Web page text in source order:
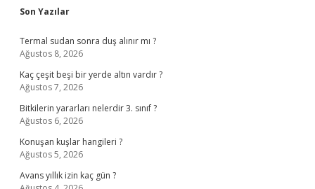
Sidebar
Son Yazılar
Termal sudan sonra duş alınır mı ?
Ağustos 8, 2026
Kaç çeşit beşi bir yerde altın vardır ?
Ağustos 7, 2026
Bitkilerin yararları nelerdir 3. sınıf ?
Ağustos 6, 2026
Konuşan kuşlar hangileri ?
Ağustos 5, 2026
Avans yıllık izin kaç gün ?